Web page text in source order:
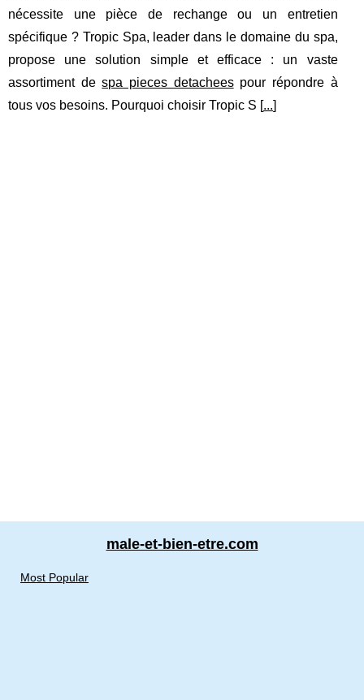
nécessite une pièce de rechange ou un entretien
spécifique ? Tropic Spa, leader dans le domaine du spa,
propose une solution simple et efficace : un vaste
assortiment despa pieces detacheespour répondre à
tous vos besoins. Pourquoi choisir Tropic S [...]
male-et-bien-etre.com
Most Popular